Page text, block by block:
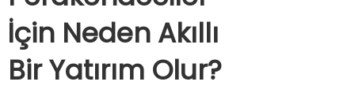
İçin Neden Akıllı
Bir Yatırım Olur?